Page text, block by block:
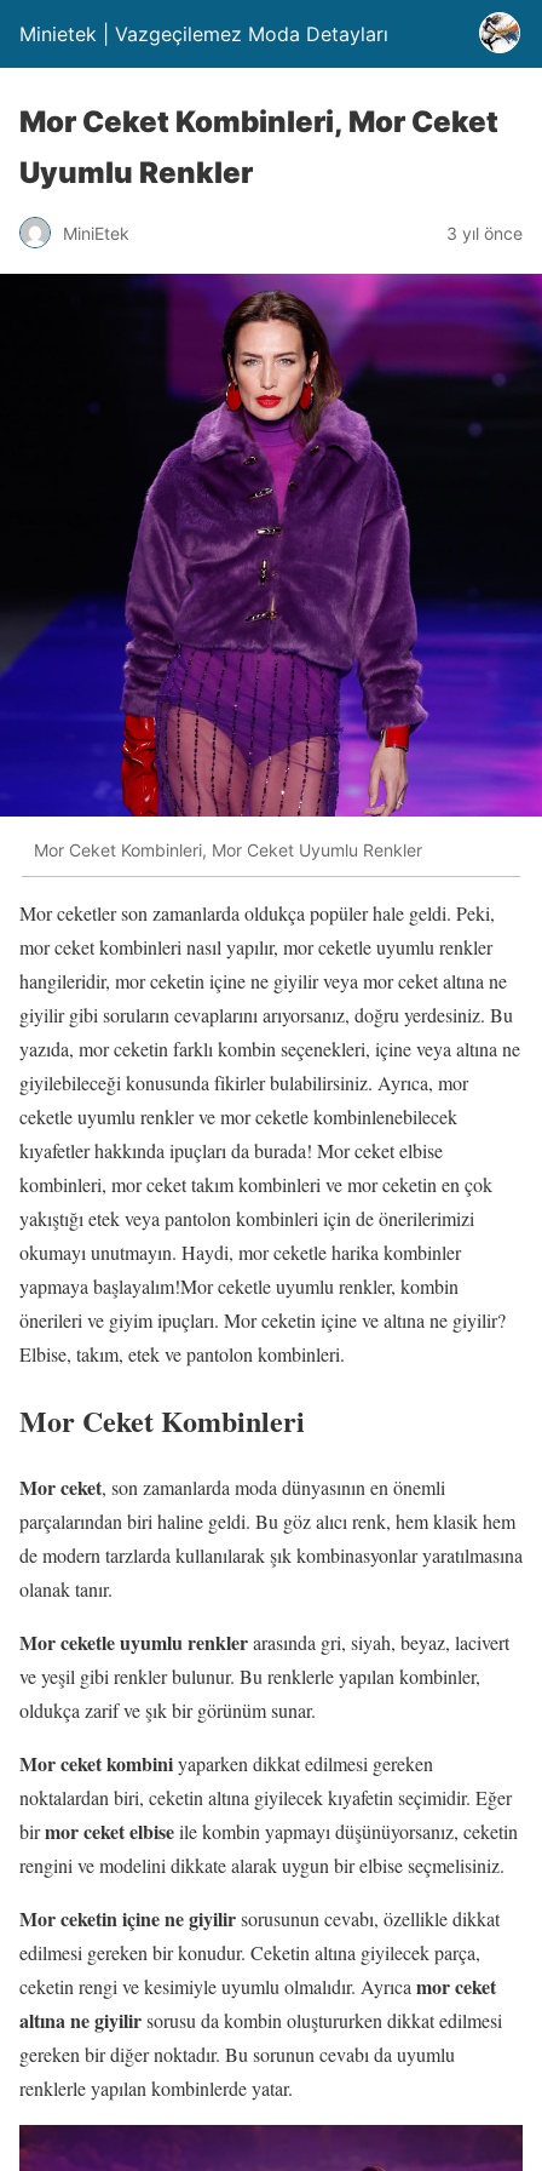
Minietek | Vazgeçilemez Moda Detayları
Mor Ceket Kombinleri, Mor Ceket
Uyumlu Renkler
MiniEtek 3 yıl önce
Mor Ceket Kombinleri, Mor Ceket Uyumlu Renkler
Mor ceketler son zamanlarda oldukça popüler hale geldi. Peki,
mor ceket kombinleri nasıl yapılır, mor ceketle uyumlu renkler
hangileridir, mor ceketin içine ne giyilir veya mor ceket altına ne
giyilir gibi soruların cevaplarını arıyorsanız, doğru yerdesiniz. Bu
yazıda, mor ceketin farklı kombin seçenekleri, içine veya altına ne
giyilebileceği konusunda fikirler bulabilirsiniz. Ayrıca, mor
ceketle uyumlu renkler ve mor ceketle kombinlenebilecek
kıyafetler hakkında ipuçları da burada! Mor ceket elbise
kombinleri, mor ceket takım kombinleri ve mor ceketin en çok
yakıştığı etek veya pantolon kombinleri için de önerilerimizi
okumayı unutmayın. Haydi, mor ceketle harika kombinler
yapmaya başlayalım!Mor ceketle uyumlu renkler, kombin
önerileri ve giyim ipuçları. Mor ceketin içine ve altına ne giyilir?
Elbise, takım, etek ve pantolon kombinleri.
Mor Ceket Kombinleri
Mor ceket, son zamanlarda moda dünyasının en önemli
parçalarından biri haline geldi. Bu göz alıcı renk, hem klasik hem
de modern tarzlarda kullanılarak şık kombinasyonlar yaratılmasına
olanak tanır.
Mor ceketle uyumlu renklerarasında gri, siyah, beyaz, lacivert
ve yeşil gibi renkler bulunur. Bu renklerle yapılan kombinler,
oldukça zarif ve şık bir görünüm sunar.
Mor ceket kombiniyaparken dikkat edilmesi gereken
noktalardan biri, ceketin altına giyilecek kıyafetin seçimidir. Eğer
birmor ceket elbiseile kombin yapmayı düşünüyorsanız, ceketin
rengini ve modelini dikkate alarak uygun bir elbise seçmelisiniz.
Mor ceketin içine ne giyilirsorusunun cevabı, özellikle dikkat
edilmesi gereken bir konudur. Ceketin altına giyilecek parça,
ceketin rengi ve kesimiyle uyumlu olmalıdır. Ayrıca mor ceket
altına ne giyilirsorusu da kombin oluştururken dikkat edilmesi
gereken bir diğer noktadır. Bu sorunun cevabı da uyumlu
renklerle yapılan kombinlerde yatar.